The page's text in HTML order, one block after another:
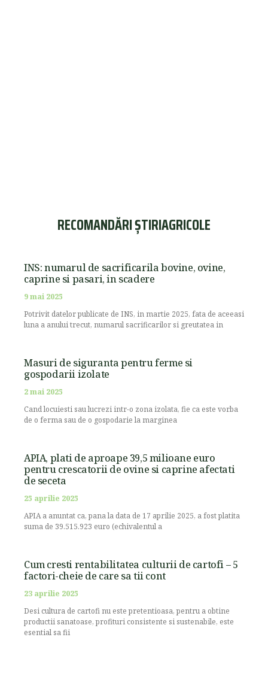
RECOMANDĂRI ȘTIRIAGRICOLE
INS: numarul de sacrificarila bovine, ovine,
caprine si pasari, in scadere
9 mai 2025
Potrivit datelor publicate de INS, in martie 2025, fata de aceeasi
luna a anului trecut, numarul sacrificarilor si greutatea in
Masuri de siguranta pentru ferme si
gospodarii izolate
2 mai 2025
Cand locuiesti sau lucrezi intr-o zona izolata, fie ca este vorba
de o ferma sau de o gospodarie la marginea
APIA, plati de aproape 39,5 milioane euro
pentru crescatorii de ovine si caprine afectati
de seceta
25 aprilie 2025
APIA a anuntat ca, pana la data de 17 aprilie 2025, a fost platita
suma de 39.515.923 euro (echivalentul a
Cum cresti rentabilitatea culturii de cartofi – 5
factori-cheie de care sa tii cont
23 aprilie 2025
Desi cultura de cartofi nu este pretentioasa, pentru a obtine
productii sanatoase, profituri consistente si sustenabile, este
esential sa fii